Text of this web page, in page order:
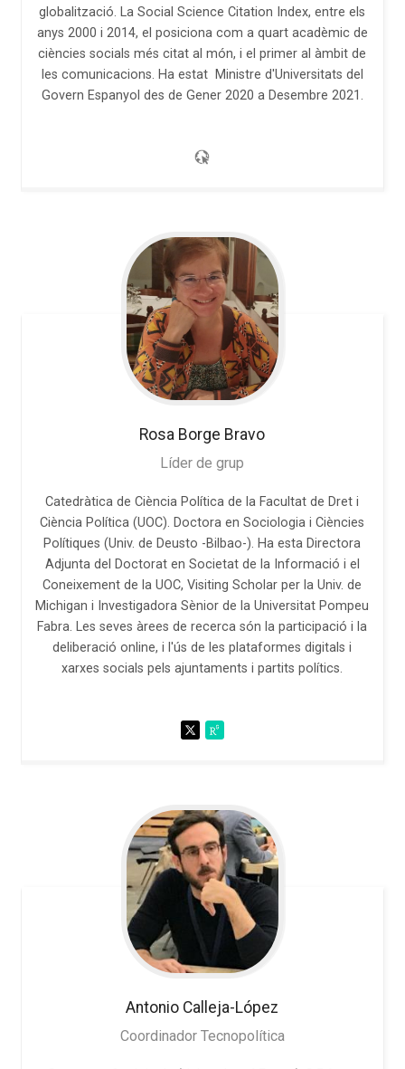
globalització. La Social Science Citation Index, entre els
anys 2000 i 2014, el posiciona com a quart acadèmic de
ciències socials més citat al món, i el primer al àmbit de
les comunicacions. Ha estat Ministre d'Universitats del
Govern Espanyol des de Gener 2020 a Desembre 2021.
Rosa Borge Bravo
Líder de grup
Catedràtica de Ciència Política de la Facultat de Dret i
Ciència Política (UOC). Doctora en Sociologia i Ciències
Polítiques (Univ. de Deusto -Bilbao-). Ha esta Directora
Adjunta del Doctorat en Societat de la Informació i el
Coneixement de la UOC, Visiting Scholar per la Univ. de
Michigan i Investigadora Sènior de la Universitat Pompeu
Fabra. Les seves àrees de recerca són la participació i la
deliberació online, i l'ús de les plataformes digitals i
xarxes socials pels ajuntaments i partits polítics.
Antonio Calleja-López
Coordinador Tecnopolítica